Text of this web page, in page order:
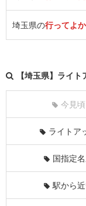
埼玉県の行ってよ
【埼玉県】ライ
今見頃
ライトア
国指定
駅から